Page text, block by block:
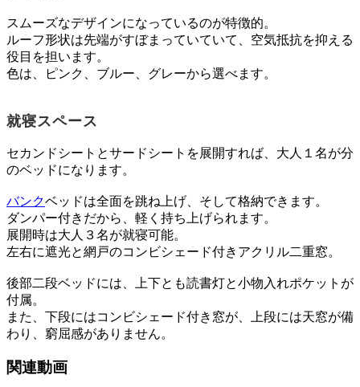
スムーズなデザインになっているのが特徴的。
ルーフ形状は先端がすぼまっていていて、空気抵抗を抑える
役目を担います。
色は、ピンク、ブルー、グレーから選べます。
就寝スペース
セカンドシートとサードシートを展開すれば、大人１名が分
のベッドになります。
バンクベッドは全面を跳ね上げ、そして格納できます。
ダンパー付きだから、軽く持ち上げられます。
展開時は大人３名が就寝可能。
左右に遮光と網戸のコンビシェード付きアクリル二重窓。
後部二段ベッドには、上下とも読書灯と小物入れポケットが
付属。
また、下段にはコンビシェード付き窓が、上段には天窓が備
わり、窮屈感がありません。
関連動画